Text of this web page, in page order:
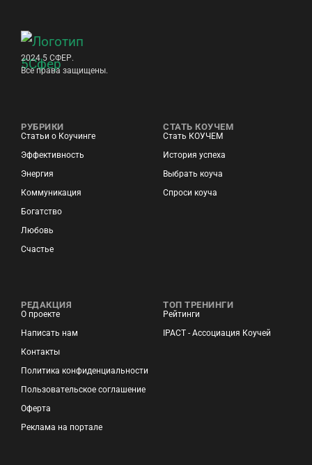
2024 5 СФЕР.
Все права защищены.
РУБРИКИ
Статьи о Коучинге
Эффективность
Энергия
Коммуникация
Богатство
Любовь
Счастье
СТАТЬ КОУЧЕМ
Стать КОУЧЕМ
История успеха
Выбрать коуча
Спроси коуча
РЕДАКЦИЯ
О проекте
Написать нам
Контакты
Политика конфиденциальности
Пользовательское соглашение
Оферта
Реклама на портале
ТОП ТРЕНИНГИ
Рейтинги
IPACT - Ассоциация Коучей